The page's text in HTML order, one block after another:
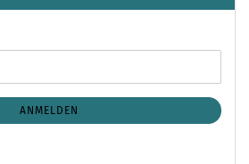
ANMELDEN